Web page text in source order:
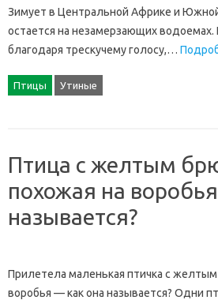
Зимует в Центральной Африке и
остается на незамерзающих водоемах.
благодаря трескучему голосу,…
Птицы Утиные
Птица с желтым
похожая на
называется?
Прилетела маленькая птичка с
воробья — как она называется? Одни